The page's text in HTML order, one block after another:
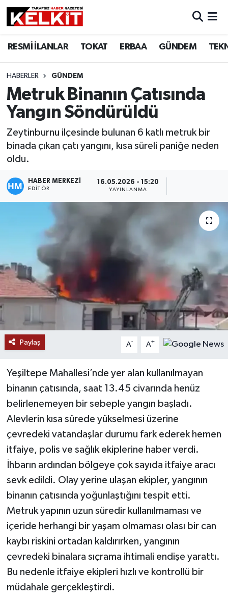
RESMİ İLANLAR TOKAT ERBAA GÜNDEM
HABERLER GÜNDEM
Metruk Binanın Çatısında
Yangın Söndürüldü
Zeytinburnu ilçesinde bulunan 6 katlı metruk bir
binada çıkan çatı yangını, kısa süreli paniğe neden
oldu.
HABER MERKEZİ
EDITÖR
16.05.2026 - 15:20
YAYINLANMA
Paylaş A- A+
Yeşiltepe Mahallesi’nde yer alan kullanılmayan
binanın çatısında, saat 13.45 civarında henüz
belirlenemeyen bir sebeple yangın başladı.
Alevlerin kısa sürede yükselmesi üzerine
çevredeki vatandaşlar durumu fark ederek hemen
itfaiye, polis ve sağlık ekiplerine haber verdi.
İhbarın ardından bölgeye çok sayıda itfaiye aracı
sevk edildi. Olay yerine ulaşan ekipler, yangının
binanın çatısında yoğunlaştığını tespit etti.
Metruk yapının uzun süredir kullanılmaması ve
içeride herhangi bir yaşam olmaması olası bir can
kaybı riskini ortadan kaldırırken, yangının
çevredeki binalara sıçrama ihtimali endişe yarattı.
Bu nedenle itfaiye ekipleri hızlı ve kontrollü bir
müdahale gerçekleştirdi.